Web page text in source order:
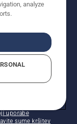
uporabe
sume kršitev
analyze